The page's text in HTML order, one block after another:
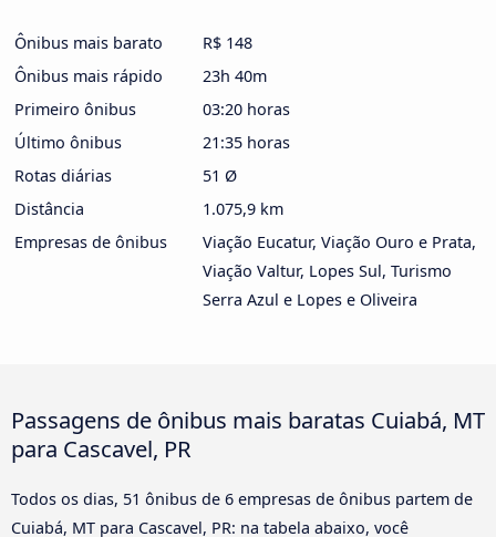
Ônibus mais barato
R$ 148
Ônibus mais rápido
23h 40m
Primeiro ônibus
03:20 horas
Último ônibus
21:35 horas
Rotas diárias
51 Ø
Distância
1.075,9 km
Empresas de ônibus
Viação Eucatur, Viação Ouro e Prata,
Viação Valtur, Lopes Sul, Turismo
Serra Azul e Lopes e Oliveira
Passagens de ônibus mais baratas Cuiabá, MT
para Cascavel, PR
Todos os dias, 51 ônibus de 6 empresas de ônibus partem de
Cuiabá, MT para Cascavel, PR: na tabela abaixo, você